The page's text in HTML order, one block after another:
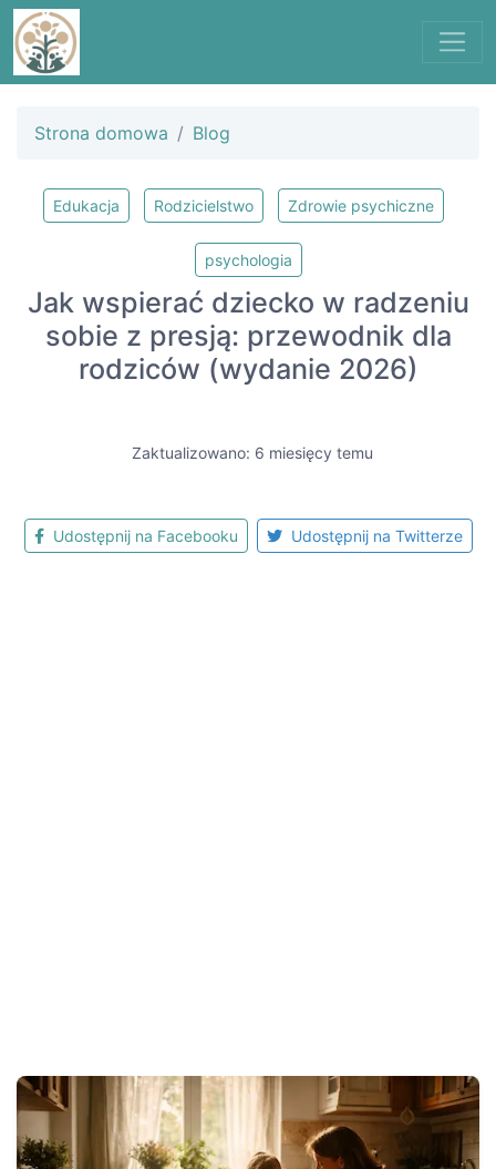
Strona domowa Blog
Edukacja Rodzicielstwo Zdrowie psychiczne
psychologia
Jak wspierać dziecko w radzeniu
sobie z presją: przewodnik dla
rodziców (wydanie 2026)
Zaktualizowano: 6 miesięcy temu
Udostępnij na Facebooku Udostępnij na Twitterze